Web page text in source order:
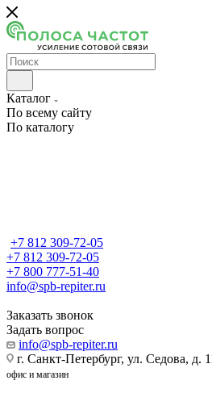
Каталог
По всему сайту
По каталогу
+7 812 309-72-05
+7 812 309-72-05
+7 800 777-51-40
info@spb-repiter.ru
Заказать звонок
Задать вопрос
info@spb-repiter.ru
г. Санкт-Петербург, ул. Седова, д.
офис и магазин